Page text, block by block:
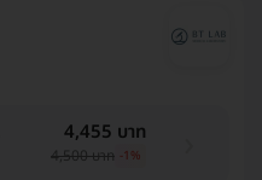
4,455 บาท
4,500 บาท -1%